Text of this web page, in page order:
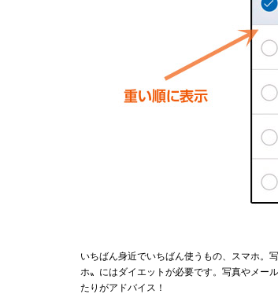
いちばん身近でいちばん使うもの、スマホ。
ホ〟にはダイエットが必要です。写真やメー
たりがアドバイス！